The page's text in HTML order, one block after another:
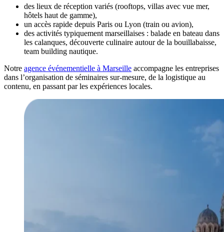
des lieux de réception variés (rooftops, villas avec vue mer,
hôtels haut de gamme),
un accès rapide depuis Paris ou Lyon (train ou avion),
des activités typiquement marseillaises : balade en bateau dans
les calanques, découverte culinaire autour de la bouillabaisse,
team building nautique.
Notre agence événementielle à Marseille accompagne les entreprises
dans l’organisation de séminaires sur-mesure, de la logistique au
contenu, en passant par les expériences locales.